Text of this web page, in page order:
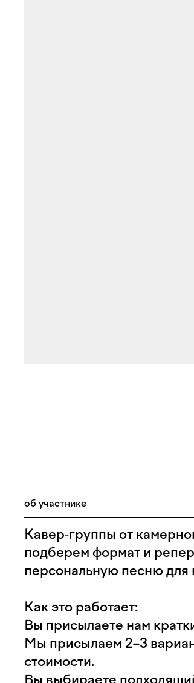
об участнике
Кавер‑группы от
подберем формат и
персональную песню
Как это работает:
Вы присылаете нам
Мы присылаем 2–3
стоимости.
Вы выбираете